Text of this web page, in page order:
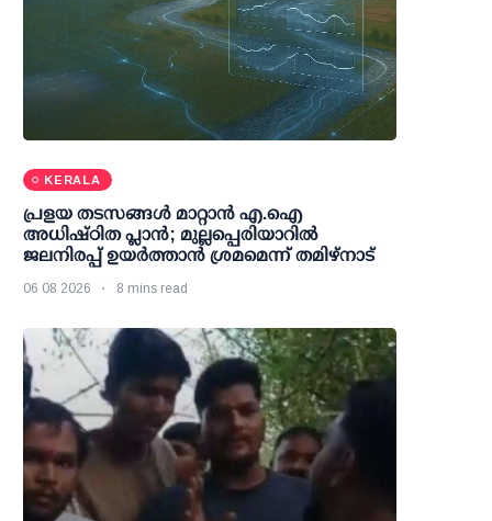
KERALA
പ്രളയ തടസങ്ങള്‍ മാറ്റാന്‍ എ.ഐ
അധിഷ്ഠിത പ്ലാന്‍; മുല്ലപ്പെരിയാറില്‍
ജലനിരപ്പ് ഉയര്‍ത്താന്‍ ശ്രമമെന്ന് തമിഴ്നാട്
06 08 2026 8 mins read